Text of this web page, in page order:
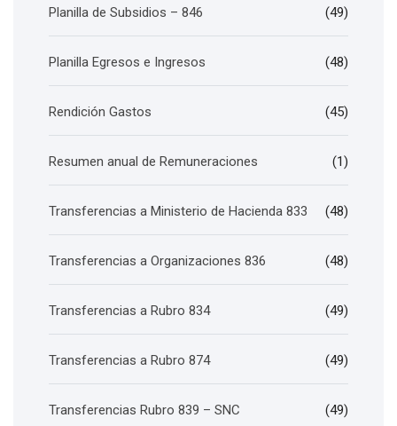
Planilla de Subsidios – 846 (49)
Planilla Egresos e Ingresos (48)
Rendición Gastos (45)
Resumen anual de Remuneraciones (1)
Transferencias a Ministerio de Hacienda 833 (48)
Transferencias a Organizaciones 836 (48)
Transferencias a Rubro 834 (49)
Transferencias a Rubro 874 (49)
Transferencias Rubro 839 – SNC (49)